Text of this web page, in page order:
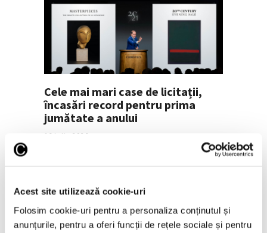
Acest site utilizează cookie-uri
Folosim cookie-uri pentru a personaliza conținutul și
anunțurile, pentru a oferi funcții de rețele sociale și pentru
Cele mai mari case de licitații,
încasări record pentru prima
jumătate a anului
16 Iulie 2026